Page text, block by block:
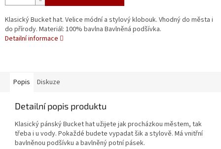
Klasický Bucket hat. Velice módní a stylový klobouk. Vhodný do města i
do přírody. Materiál: 100% bavlna Bavlněná podšívka.
Detailní informace
Popis Diskuze
Detailní popis produktu
Klasický pánský Bucket hat užijete jak procházkou městem, tak
třeba i u vody. Pokaždé budete vypadat šik a stylově. Má vnitřní
bavlněnou podšívku a bavlněný potní pásek.